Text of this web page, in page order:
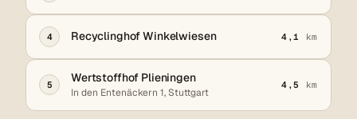
4 Recyclinghof Winkelwiesen 4,1 km
5
Wertstoffhof Plieningen
In den Entenäckern 1, Stuttgart
4,5 km